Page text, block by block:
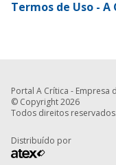
Termos de Uso -
Portal A Crítica - Empresa
© Copyright 2026
Todos direitos reservados.
Distribuído por